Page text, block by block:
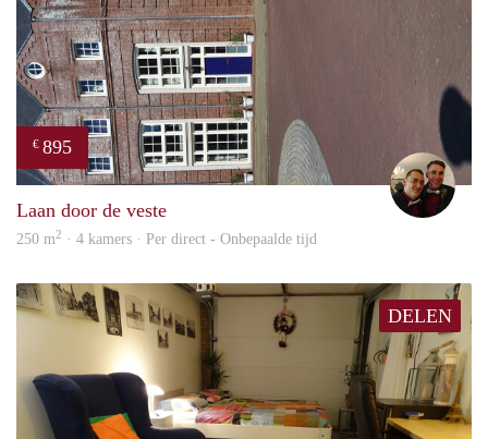
€ 895
Laan door de veste
250 m2 · 4 kamers · Per direct - Onbepaalde tijd
DELEN